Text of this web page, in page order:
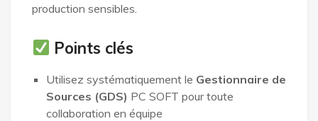
production sensibles.
Points clés
Utilisez systématiquement le Gestionnaire de
Sources (GDS) PC SOFT pour toute
collaboration en équipe